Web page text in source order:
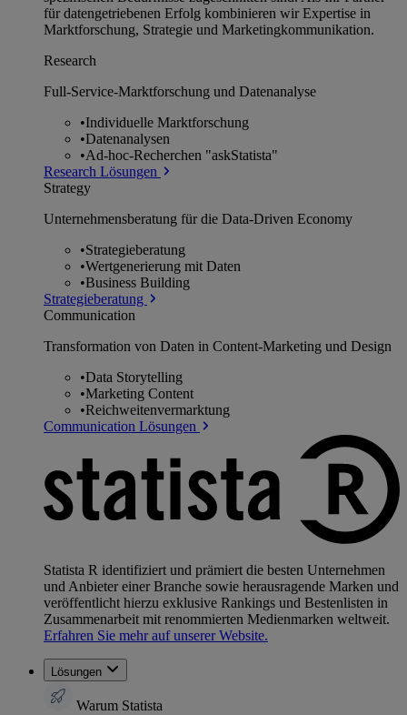
für datengetriebenen Erfolg kombinieren wir Expertise in
Marktforschung, Strategie und Marketingkommunikation.
Research
Full-Service-Marktforschung und Datenanalyse
•Individuelle Marktforschung
•Datenanalysen
•Ad-hoc-Recherchen "askStatista"
Research Lösungen
Strategy
Unternehmens­beratung für die Data-Driven Economy
•Strategieberatung
•Wertgenerierung mit Daten
•Business Building
Strategieberatung
Communication
Transformation von Daten in Content-Marketing und Design
•Data Storytelling
•Marketing Content
•Reichweitenvermarktung
Communication Lösungen
Statista R identifiziert und prämiert die besten Unternehmen
und Anbieter einer Branche sowie herausragende Marken und
veröffentlicht hierzu exklusive Rankings und Bestenlisten in
Zusammenarbeit mit renommierten Medienmarken weltweit.
Erfahren Sie mehr auf unserer Website.
Lösungen
Warum Statista